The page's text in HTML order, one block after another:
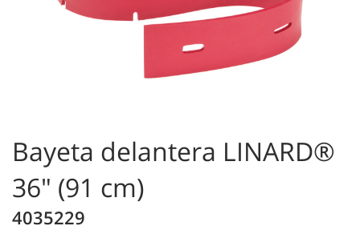
Bayeta delantera LINARD®
36" (91 cm)
4035229